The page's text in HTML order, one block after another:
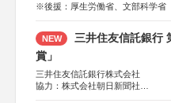
※後援：厚生労働省、文部科学省
NEW
三井住友信託銀行
賞」
三井住友信託銀行株式会社
協力：株式会社朝日新聞社